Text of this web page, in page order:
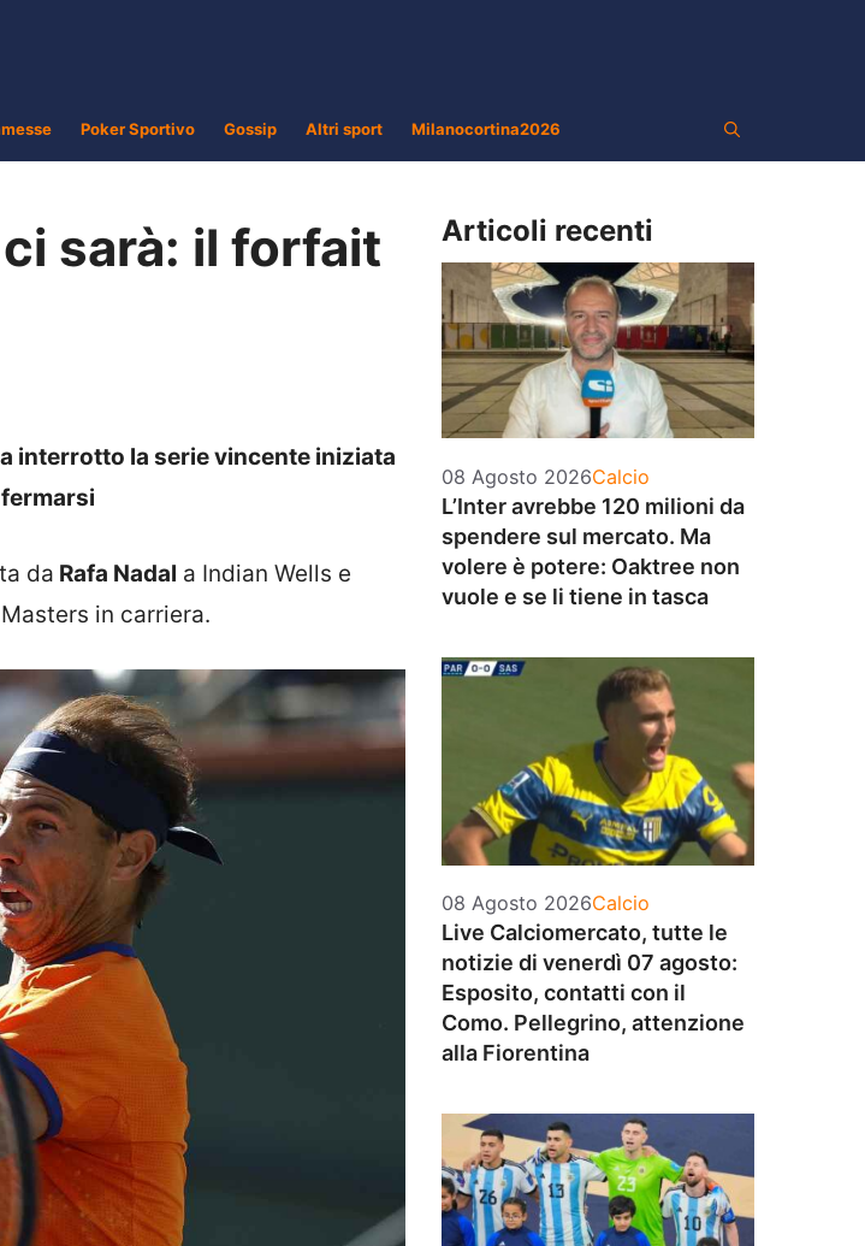
Poker Sportivo Gossip Altri sport Milanocortina2026
sarà: il forfait
interrotto la serie vincente iniziata
da Rafa Nadal a Indian Wells e
in carriera.
Articoli recenti
08 Agosto 2026Categorie
Calcio
L’Inter avrebbe 120 milioni da
spendere sul mercato. Ma
volere è potere: Oaktree non
vuole e se li tiene in tasca
08 Agosto 2026Categorie
Calcio
Live Calciomercato, tutte le
notizie di venerdì 07 agosto:
Esposito, contatti con il
Como. Pellegrino, attenzione
alla Fiorentina